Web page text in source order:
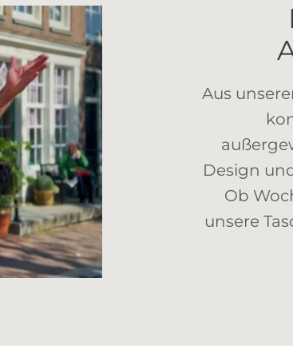
Aus
Design
Ob
unsere